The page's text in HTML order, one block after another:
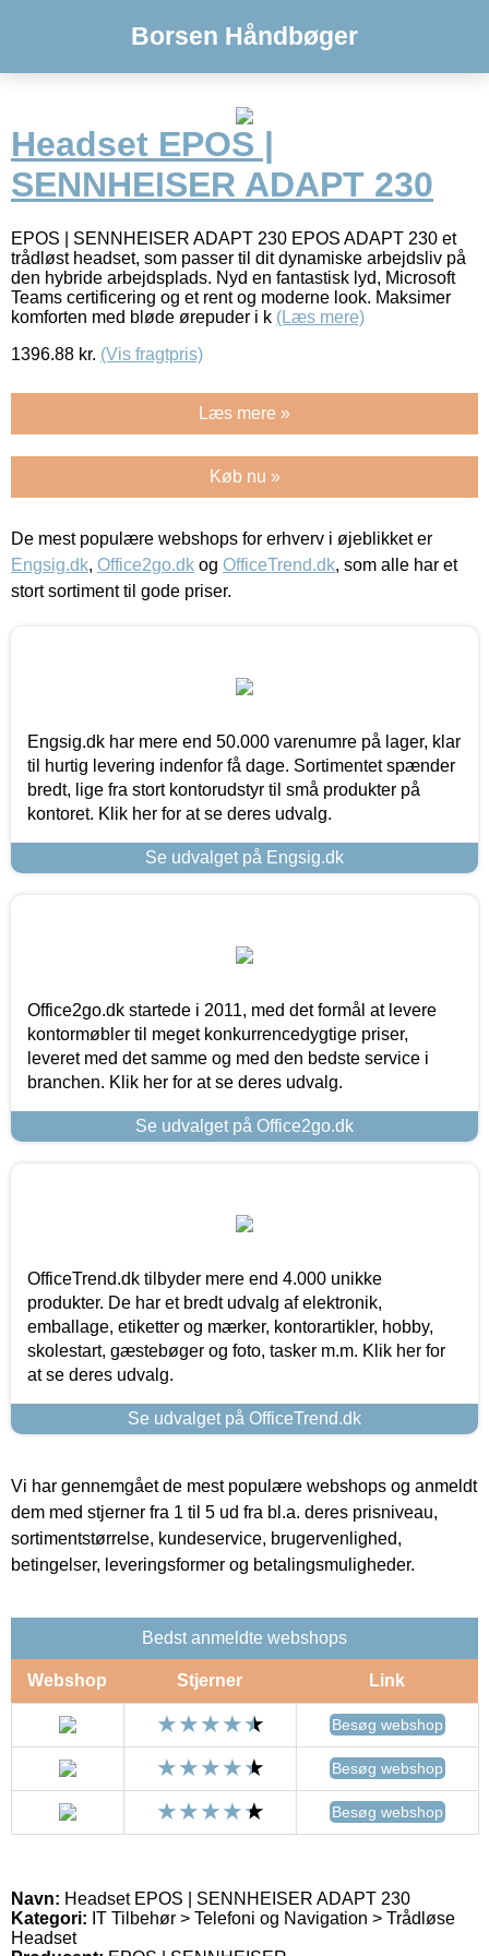
Borsen Håndbøger
Headset EPOS |
SENNHEISER ADAPT 230
EPOS | SENNHEISER ADAPT 230 EPOS ADAPT 230 et
trådløst headset, som passer til dit dynamiske arbejdsliv på
den hybride arbejdsplads. Nyd en fantastisk lyd, Microsoft
Teams certificering og et rent og moderne look. Maksimer
komforten med bløde ørepuder i k (Læs mere)
1396.88 kr. (Vis fragtpris)
Læs mere »
Køb nu »
De mest populære webshops for erhverv i øjeblikket er
Engsig.dk, Office2go.dk og OfficeTrend.dk, som alle har et
stort sortiment til gode priser.
Engsig.dk har mere end 50.000 varenumre på lager, klar
til hurtig levering indenfor få dage. Sortimentet spænder
bredt, lige fra stort kontorudstyr til små produkter på
kontoret. Klik her for at se deres udvalg.
Se udvalget på Engsig.dk
Office2go.dk startede i 2011, med det formål at levere
kontormøbler til meget konkurrencedygtige priser,
leveret med det samme og med den bedste service i
branchen. Klik her for at se deres udvalg.
Se udvalget på Office2go.dk
OfficeTrend.dk tilbyder mere end 4.000 unikke
produkter. De har et bredt udvalg af elektronik,
emballage, etiketter og mærker, kontorartikler, hobby,
skolestart, gæstebøger og foto, tasker m.m. Klik her for
at se deres udvalg.
Se udvalget på OfficeTrend.dk
Vi har gennemgået de mest populære webshops og anmeldt
dem med stjerner fra 1 til 5 ud fra bl.a. deres prisniveau,
sortimentstørrelse, kundeservice, brugervenlighed,
betingelser, leveringsformer og betalingsmuligheder.
Bedst anmeldte webshops
Webshop Stjerner Link
Besøg webshop
Besøg webshop
Besøg webshop
Navn: Headset EPOS | SENNHEISER ADAPT 230
Kategori: IT Tilbehør > Telefoni og Navigation > Trådløse
Headset